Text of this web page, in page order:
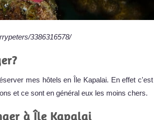
3386316578/
mes hôtels en Île Kapalai. En effet c'est
et ce sont en général eux les moins chers.
à Île Kapalai